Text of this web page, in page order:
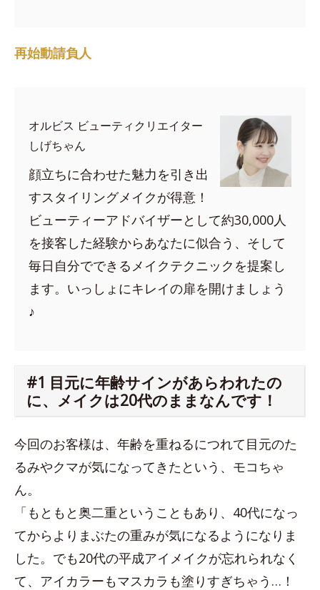
再始動請負人
オルビス ビューティクリエイター
しげちゃん
顔立ちに合わせた魅力を引き出
すスタイリングメイクが得意！
ビューティーアドバイザーとして約30,000人
を接客した経験からあなたに似合う、そして
毎日自分でできるメイクテクニックを提案し
ます。いっしょにキレイの扉を開けましょう
♪
#1 目元に年齢サインがあらわれたの
に、メイクは20代のままなんです！
今回のお客様は、年齢を重ねるにつれて目元のた
るみやクマが気になってきたという、モコちゃ
ん。
「もともと奥二重ということもあり、40代になっ
てからよりまぶたの重みが気になるようになりま
した。でも20代の平成アイメイクが忘れられなく
て、アイカラーもマスカラも塗りすぎちゃう…！